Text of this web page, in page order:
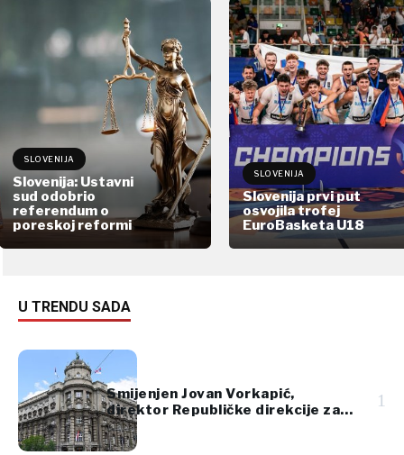
SLOVENIJA
Slovenija: Ustavni
sud odobrio
referendum o
poreskoj reformi
SLOVENIJA
Slovenija prvi put
osvojila trofej
EuroBasketa U18
U TRENDU SADA
Smijenjen Jovan Vorkapić,
direktor Republičke direkcije za
imovinu Srbije
1